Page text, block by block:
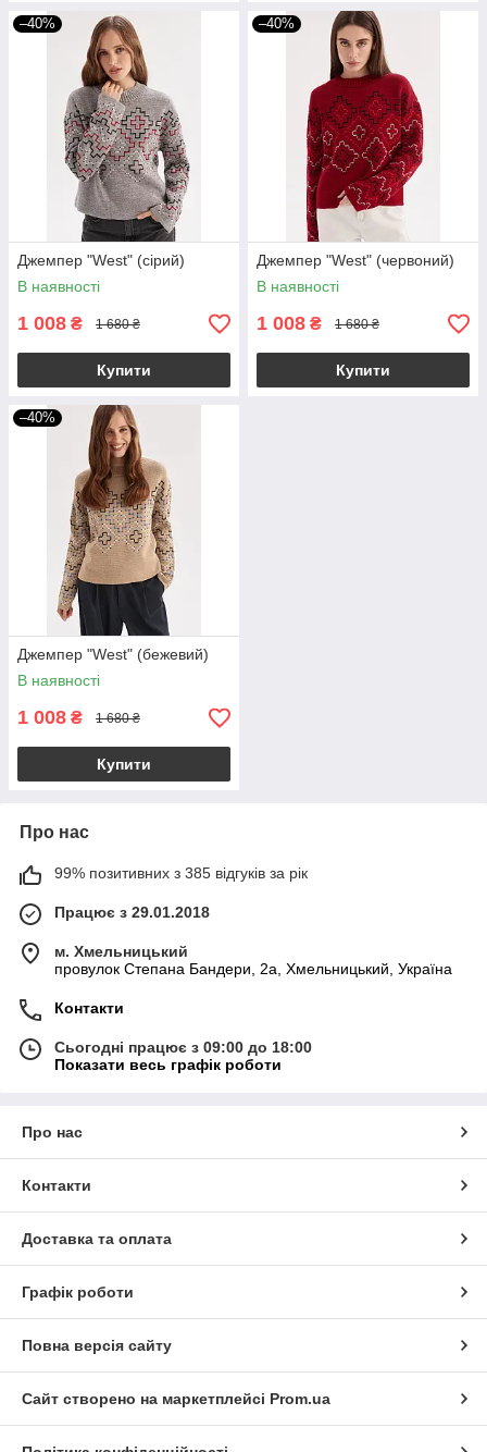
–40%
Джемпер "West" (сірий)
В наявності
1 008 ₴ 1 680 ₴
Купити
–40%
Джемпер "West" (червоний)
В наявності
1 008 ₴ 1 680 ₴
Купити
–40%
Джемпер "West" (бежевий)
В наявності
1 008 ₴ 1 680 ₴
Купити
Про нас
99% позитивних з 385 відгуків за рік
Працює з 29.01.2018
м. Хмельницький
провулок Степана Бандери, 2a, Хмельницький, Україна
Контакти
Сьогодні працює з 09:00 до 18:00
Показати весь графік роботи
Про нас
Контакти
Доставка та оплата
Графік роботи
Повна версія сайту
Сайт створено на маркетплейсі Prom.ua